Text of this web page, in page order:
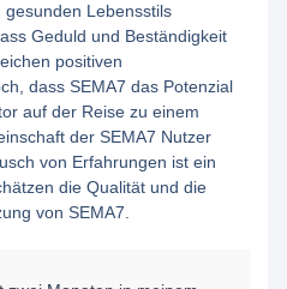
gesunden Lebensstils
Geduld und Beständigkeit
positiven
dass SEMA7 das Potenzial
auf der Reise zu einem
der SEMA7 Nutzer
von Erfahrungen ist ein
die Qualität und die
von SEMA7.